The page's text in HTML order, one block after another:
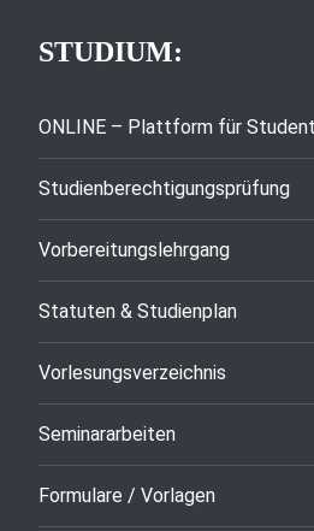
STUDIUM:
ONLINE – Plattform für
Studienberechtigungsprüfung
Vorbereitungslehrgang
Statuten & Studienplan
Vorlesungsverzeichnis
Seminararbeiten
Formulare / Vorlagen